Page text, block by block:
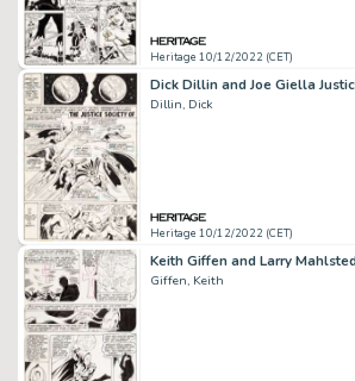
Heritage 10/12/2022 (CET)
Dillin, Dick
Heritage 10/12/2022 (CET)
Giffen, Keith